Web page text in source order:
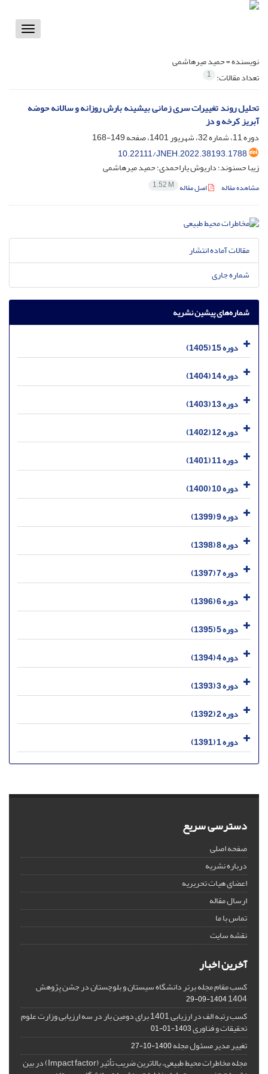
Toggle
نویسنده =حمید میرهاشمی
تعداد مقالات: 1
تحلیل روند تغییرات سری زمانی بیشینه بارش روزانه و سالانه حوضه
آبریز کرخه و دز
دوره 11، شماره 32، شهریور 1401، صفحه
149-168
10.22111/JNEH.2022.38193.1788
زیبا حسنوند؛ داریوش یاراحمدی؛ حمید میرهاشمی
مشاهده مقاله اصل مقاله 1.52 M
مقالات آماده انتشار
شماره جاری
شماره‌های پیشین نشریه
دوره 15 (1405)
دوره 14 (1404)
دوره 13 (1403)
دوره 12 (1402)
دوره 11 (1401)
دوره 10 (1400)
دوره 9 (1399)
دوره 8 (1398)
دوره 7 (1397)
دوره 6 (1396)
دوره 5 (1395)
دوره 4 (1394)
دوره 3 (1393)
دوره 2 (1392)
دوره 1 (1391)
دسترسی سریع
صفحه اصلی
درباره نشریه
اعضای هیات تحریریه
ارسال مقاله
تماس با ما
نقشه سایت
آخرین اخبار
کسب مقام مجله برتر دانشگاه سیستان و بلوچستان در جشن پژوهش
1404
1404-09-29
کسب رتبه الف در ارزیابی 1401 برای دومین بار در سه ارزیابی وزارت علوم
تحقیقات و فناوری1403-01-01
تغییر مدیر مسئول مجله1400-10-27
مجله مخاطرات محیط طبیعی، بالاترین ضریب تأثیر (Impact factor) در بین